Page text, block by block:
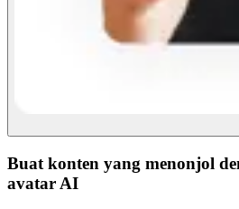
Buat konten yang menonjol
avatar AI